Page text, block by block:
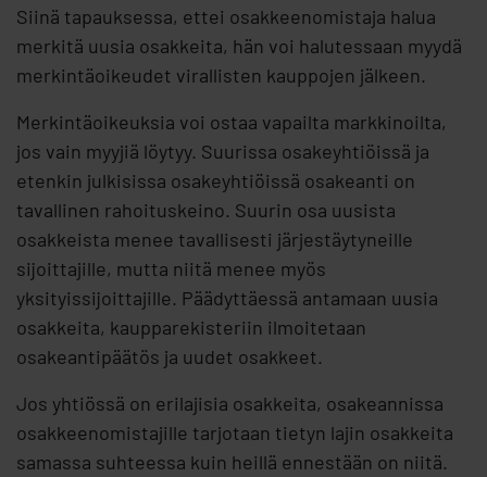
Siinä tapauksessa, ettei osakkeenomistaja halua
merkitä uusia osakkeita, hän voi halutessaan myydä
merkintäoikeudet virallisten kauppojen jälkeen.
Merkintäoikeuksia voi ostaa vapailta markkinoilta,
jos vain myyjiä löytyy. Suurissa osakeyhtiöissä ja
etenkin julkisissa osakeyhtiöissä osakeanti on
tavallinen rahoituskeino. Suurin osa uusista
osakkeista menee tavallisesti järjestäytyneille
sijoittajille, mutta niitä menee myös
yksityissijoittajille. Päädyttäessä antamaan uusia
osakkeita, kaupparekisteriin ilmoitetaan
osakeantipäätös ja uudet osakkeet.
Jos yhtiössä on erilajisia osakkeita, osakeannissa
osakkeenomistajille tarjotaan tietyn lajin osakkeita
samassa suhteessa kuin heillä ennestään on niitä.